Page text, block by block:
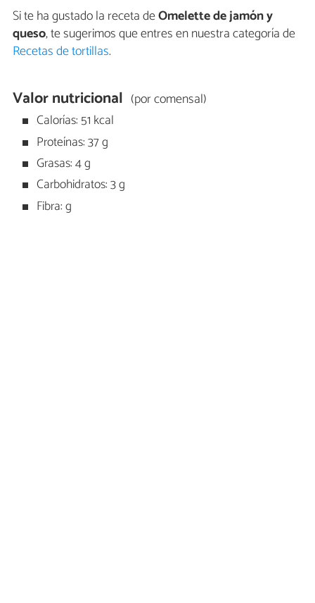
Si te ha gustado la receta deOmelette de jamón y
queso, te sugerimos que entres en nuestra categoría de
Recetas de tortillas.
Valor nutricional (por comensal)
Calorías: 51 kcal
Proteínas: 37 g
Grasas: 4 g
Carbohidratos: 3 g
Fibra: g